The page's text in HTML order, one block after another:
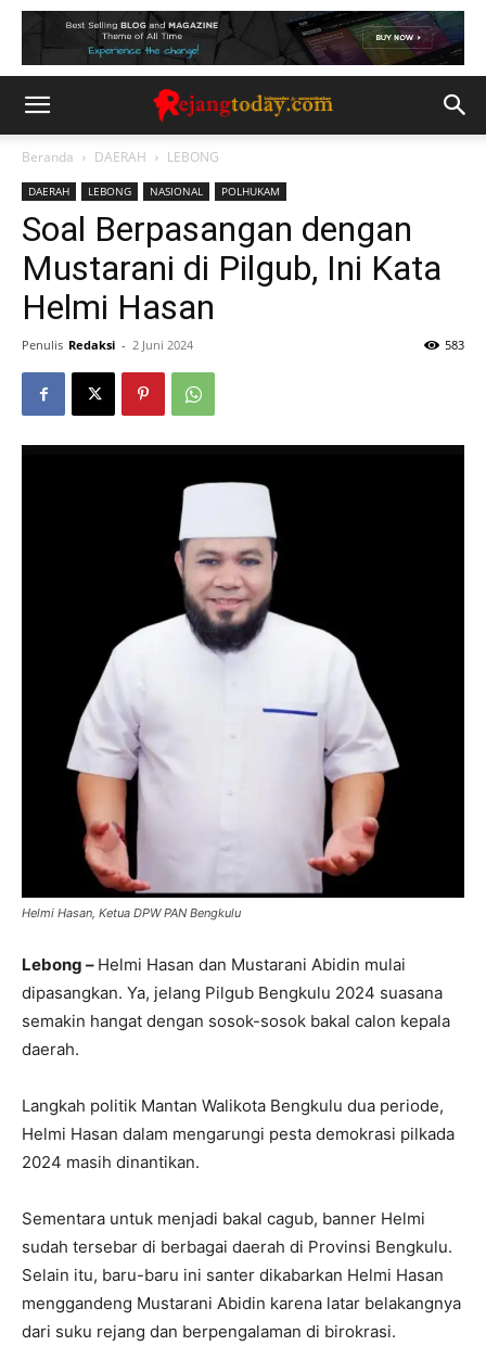
Beranda DAERAH LEBONG
DAERAH LEBONG NASIONAL POLHUKAM
Soal Berpasangan dengan
Mustarani di Pilgub, Ini Kata
Helmi Hasan
Penulis Redaksi - 2 Juni 2024 583
Helmi Hasan, Ketua DPW PAN Bengkulu
Lebong – Helmi Hasan dan Mustarani Abidin mulai
dipasangkan. Ya, jelang Pilgub Bengkulu 2024 suasana
semakin hangat dengan sosok-sosok bakal calon kepala
daerah.
Langkah politik Mantan Walikota Bengkulu dua periode,
Helmi Hasan dalam mengarungi pesta demokrasi pilkada
2024 masih dinantikan.
Sementara untuk menjadi bakal cagub, banner Helmi
sudah tersebar di berbagai daerah di Provinsi Bengkulu.
Selain itu, baru-baru ini santer dikabarkan Helmi Hasan
menggandeng Mustarani Abidin karena latar belakangnya
dari suku rejang dan berpengalaman di birokrasi.